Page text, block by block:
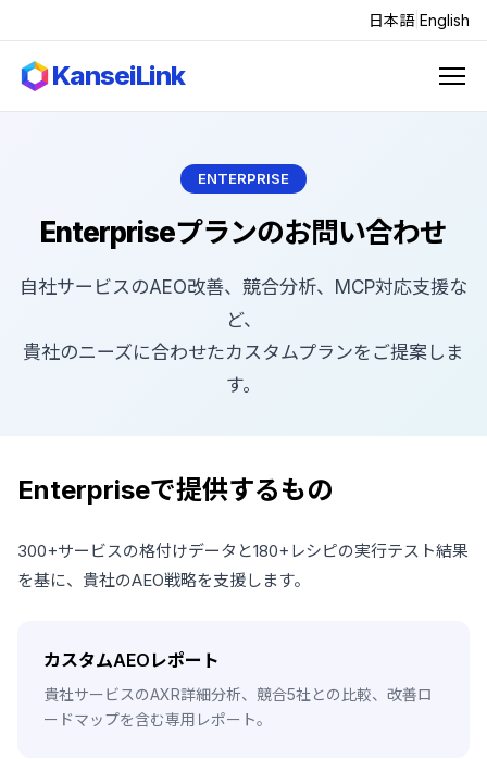
日本語| English
KanseiLink
ENTERPRISE
Enterpriseプランのお問い合わせ
自社サービスのAEO改善、競合分析、MCP対応支援な
ど、
貴社のニーズに合わせたカスタムプランをご提案しま
す。
Enterpriseで提供するもの
300+サービスの格付けデータと180+レシピの実行テスト結果
を基に、貴社のAEO戦略を支援します。
カスタムAEOレポート
貴社サービスのAXR詳細分析、競合5社との比較、改善ロ
ードマップを含む専用レポート。